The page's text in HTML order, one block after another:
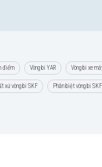
điểm Vòng bi YAR Vòng bi xe
xứ vòng bi SKF Phân biệt vòng bi